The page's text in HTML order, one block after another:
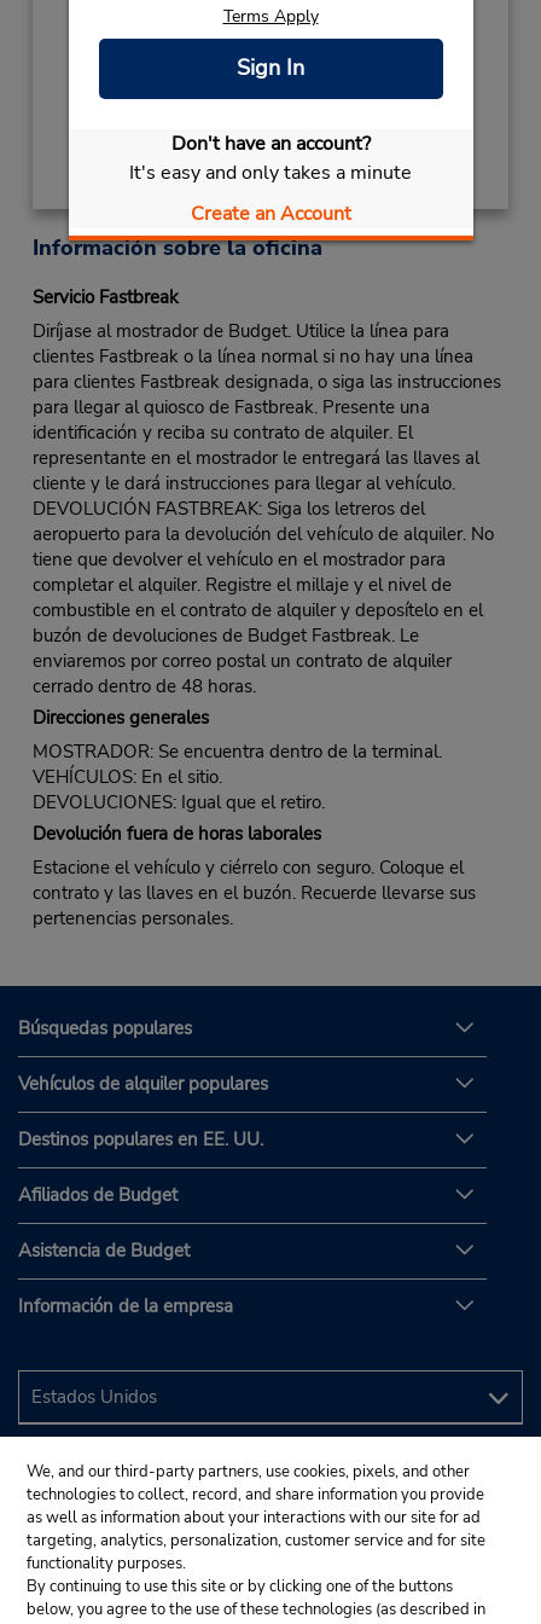
Terms Apply
Sign In
Don't have an account?
It's easy and only takes a minute
Create an Account
NEW YEARS DAYJanuary 1 closed
Ubicación para depositar llaves
Obtener direcciones
Información sobre la oficina
Servicio Fastbreak
Diríjase al mostrador de Budget. Utilice la línea para
clientes Fastbreak o la línea normal si no hay una línea
para clientes Fastbreak designada, o siga las instrucciones
para llegar al quiosco de Fastbreak. Presente una
identificación y reciba su contrato de alquiler. El
representante en el mostrador le entregará las llaves al
cliente y le dará instrucciones para llegar al vehículo.
DEVOLUCIÓN FASTBREAK: Siga los letreros del
aeropuerto para la devolución del vehículo de alquiler. No
tiene que devolver el vehículo en el mostrador para
completar el alquiler. Registre el millaje y el nivel de
combustible en el contrato de alquiler y deposítelo en el
buzón de devoluciones de Budget Fastbreak. Le
enviaremos por correo postal un contrato de alquiler
cerrado dentro de 48 horas.
Direcciones generales
MOSTRADOR: Se encuentra dentro de la terminal.
VEHÍCULOS: En el sitio.
DEVOLUCIONES: Igual que el retiro.
Devolución fuera de horas laborales
Estacione el vehículo y ciérrelo con seguro. Coloque el
contrato y las llaves en el buzón. Recuerde llevarse sus
pertenencias personales.
Búsquedas populares
Vehículos de alquiler populares
Destinos populares en EE. UU.
Afiliados de Budget
Asistencia de Budget
Información de la empresa
We, and our third-party partners, use cookies, pixels, and other
technologies to collect, record, and share information you provide
as well as information about your interactions with our site for ad
targeting, analytics, personalization, customer service and for site
functionality purposes.
By continuing to use this site or by clicking one of the buttons
below, you agree to the use of these technologies (as described in